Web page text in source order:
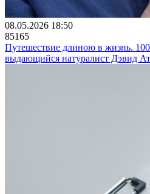
08.05.2026 18:50
85165
Путешествие длиною в жизнь.
выдающийся натуралист Дэвид